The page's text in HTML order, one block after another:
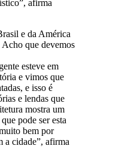
afirma
e da América
Acho que devemos
esteve em
e vimos que
e isso é
e lendas que
mostra um
pode ser esta
bem por
a cidade”, afirma